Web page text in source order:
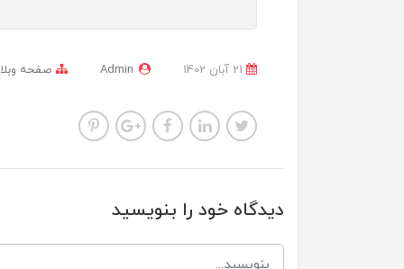
Admin صفحه
دیدگاه خود را بنویسید